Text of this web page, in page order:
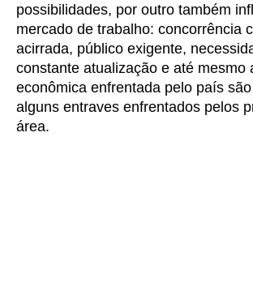
possibilidades, por outro também
mercado de trabalho: concorrência
acirrada, público exigente,
constante atualização e até mesmo
econômica enfrentada pelo país
alguns entraves enfrentados pelos
área.